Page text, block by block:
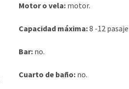
Motor o vela: motor.
Capacidad máxima:8 -12
Bar: no.
Cuarto de baño: no.